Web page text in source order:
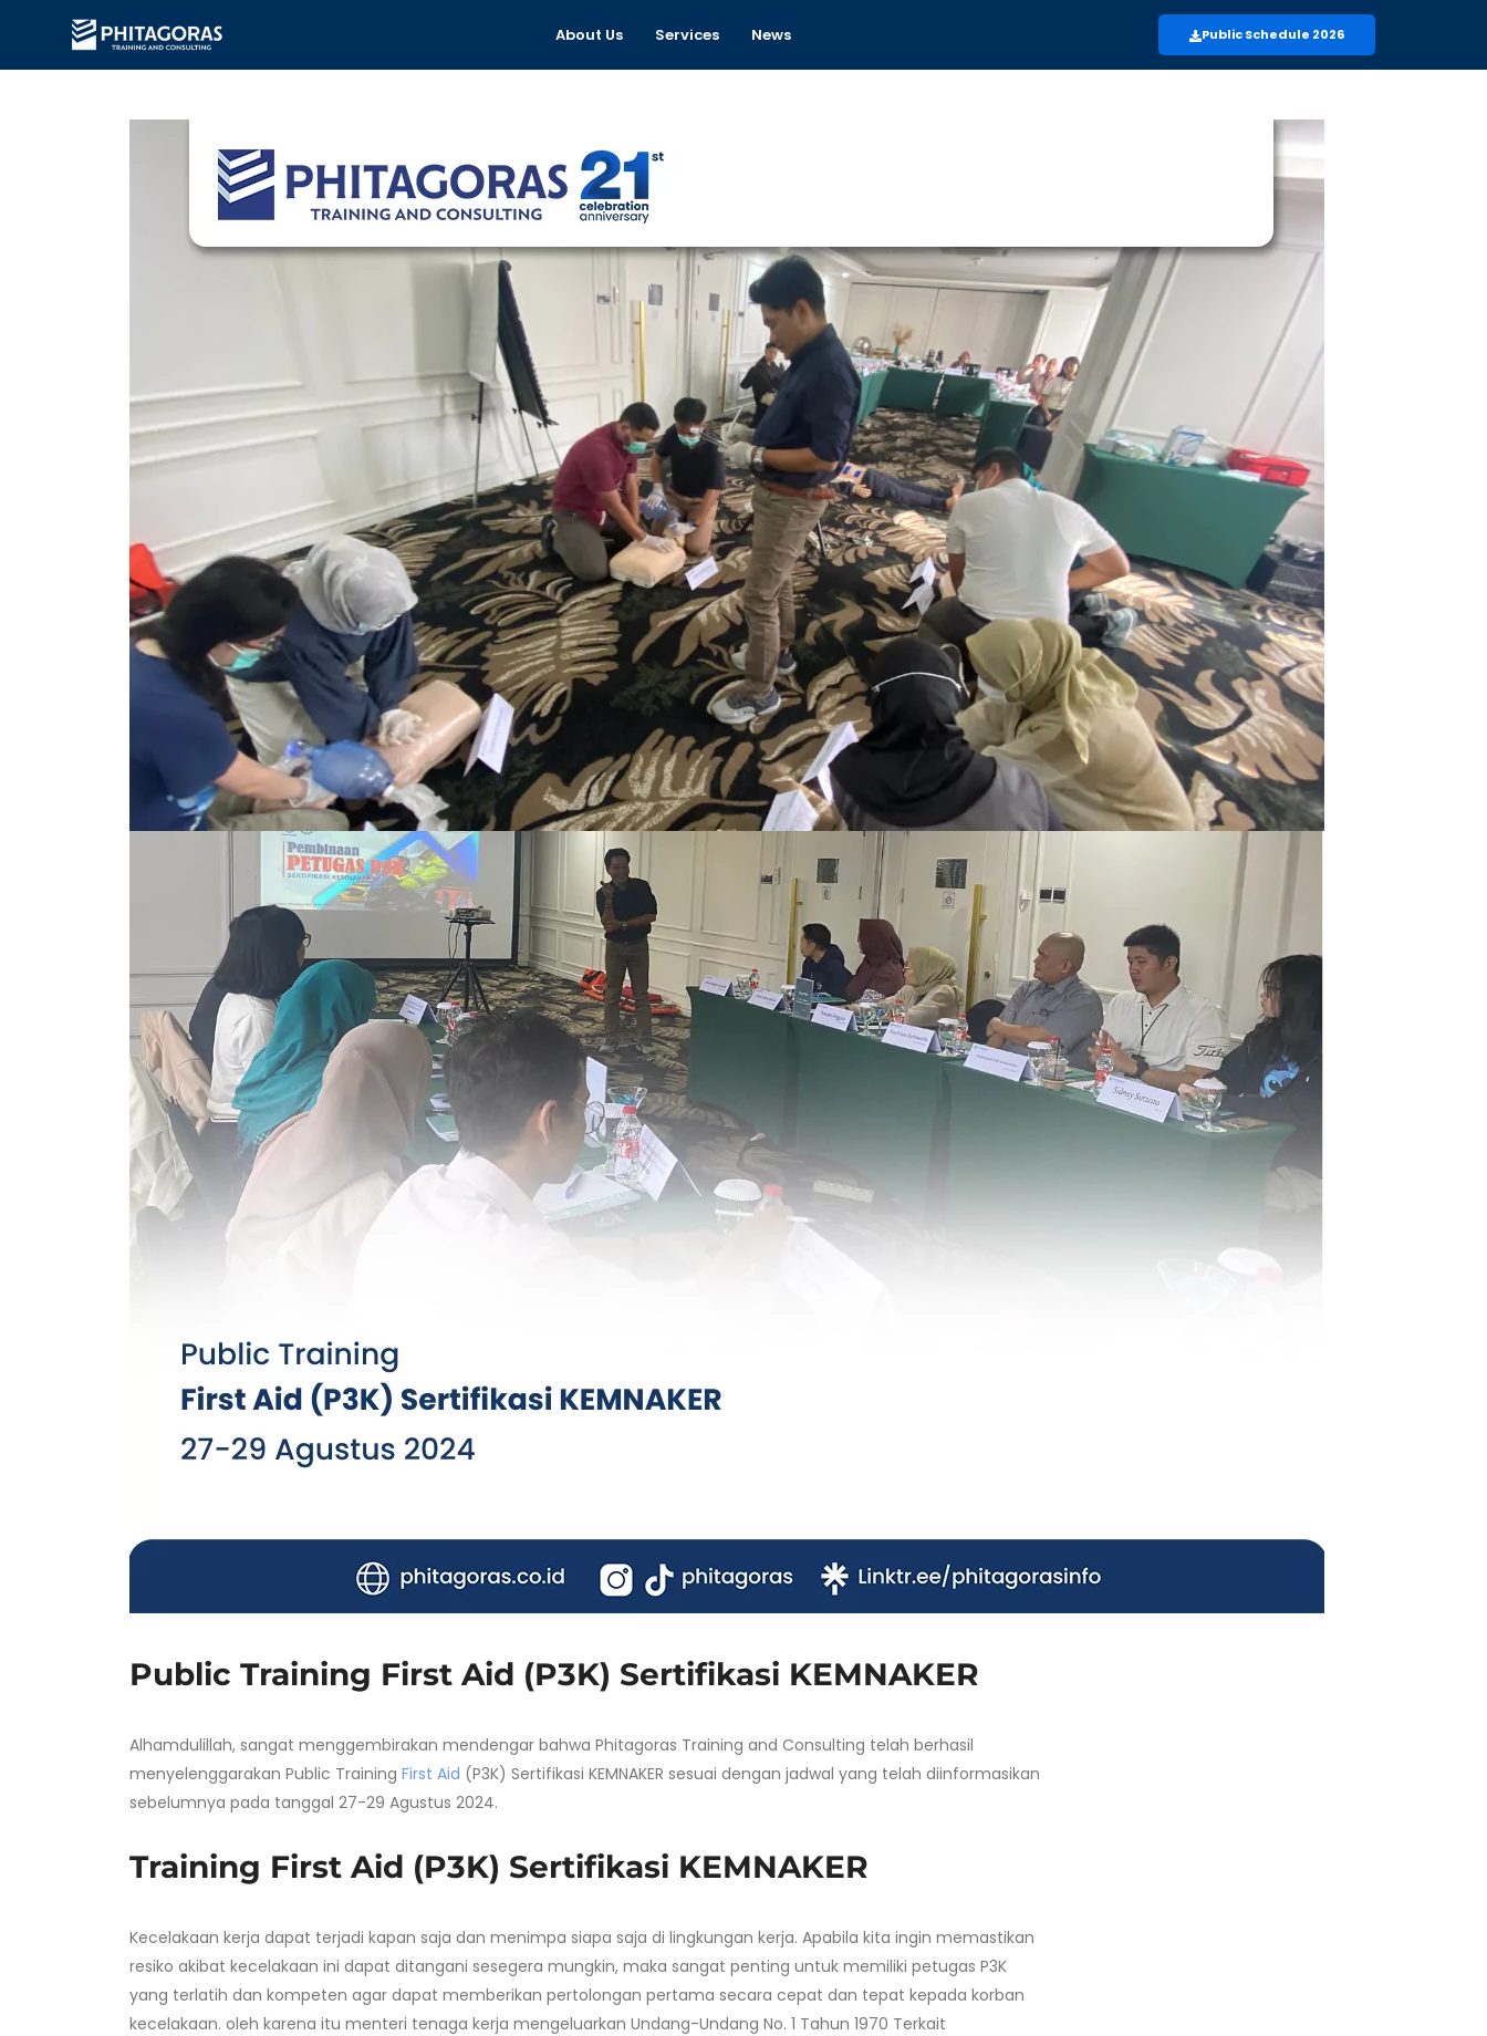
About Us Services News Public Schedule 2026
Public Training First Aid (P3K) Sertifikasi KEMNAKER
Alhamdulillah, sangat menggembirakan mendengar bahwa Phitagoras Training and Consulting telah berhasil
menyelenggarakan Public Training First Aid (P3K) Sertifikasi KEMNAKER sesuai dengan jadwal yang telah diinformasikan
sebelumnya pada tanggal 27-29 Agustus 2024.
Training First Aid (P3K) Sertifikasi KEMNAKER
Kecelakaan kerja dapat terjadi kapan saja dan menimpa siapa saja di lingkungan kerja. Apabila kita ingin memastikan
resiko akibat kecelakaan ini dapat ditangani sesegera mungkin, maka sangat penting untuk memiliki petugas P3K
yang terlatih dan kompeten agar dapat memberikan pertolongan pertama secara cepat dan tepat kepada korban
kecelakaan. oleh karena itu menteri tenaga kerja mengeluarkan Undang-Undang No. 1 Tahun 1970 Terkait